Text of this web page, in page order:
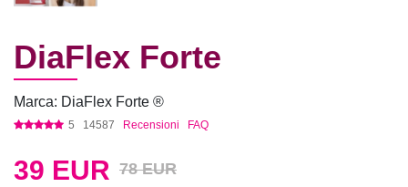
DiaFlex Forte
Marca: DiaFlex Forte ®
5 14587 Recensioni FAQ
39 EUR 78 EUR